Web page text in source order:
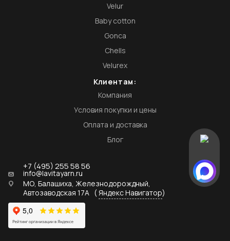
Velur
Baby cotton
Gonca
Chells
Velurex
Клиентам:
Компания
Условия покупки и цены
Оплата и доставка
Блог
+7 (495) 255 58 56
info@lavitayarn.ru
МО, Балашиха, Железнодорождный,
Автозаводская 17А (Яндекс Навигатор)